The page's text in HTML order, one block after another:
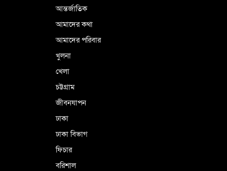
আন্তর্জাতিক
আমাদের কথা
আমাদের পরিবার
খুলনা
খেলা
চট্টগ্রাম
জীবনযাপন
ঢাকা
ঢাকা বিভাগ
ফিচার
বরিশাল